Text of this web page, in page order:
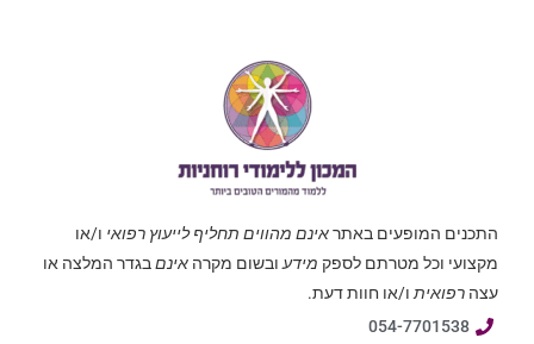
התכנים המופעים באתראינם מהווים תחליף לייעוץ רפואי ו/או
מקצועי וכל מטרתם לספק מידע ובשום מקרה אינםבגדר המלצה או
עצה רפואית ו/או חוות דעת.
054-7701538